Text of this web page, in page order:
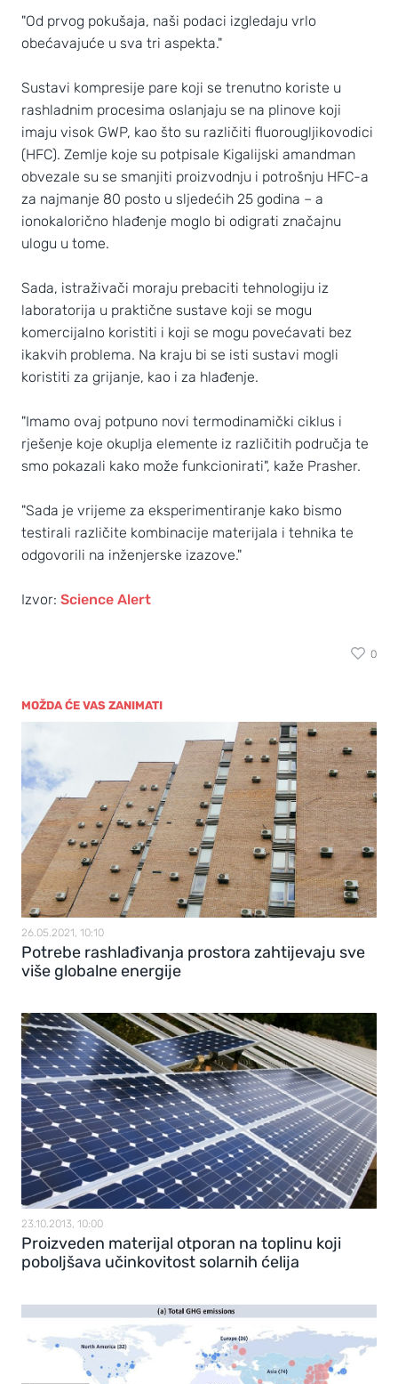
"Od prvog pokušaja, naši podaci izgledaju vrlo
obećavajuće u sva tri aspekta."
Sustavi kompresije pare koji se trenutno koriste u
rashladnim procesima oslanjaju se na plinove koji
imaju visok GWP, kao što su različiti fluorougljikovodici
(HFC). Zemlje koje su potpisale Kigalijski amandman
obvezale su se smanjiti proizvodnju i potrošnju HFC-a
za najmanje 80 posto u sljedećih 25 godina – a
ionokalorično hlađenje moglo bi odigrati značajnu
ulogu u tome.
Sada, istraživači moraju prebaciti tehnologiju iz
laboratorija u praktične sustave koji se mogu
komercijalno koristiti i koji se mogu povećavati bez
ikakvih problema. Na kraju bi se isti sustavi mogli
koristiti za grijanje, kao i za hlađenje.
"Imamo ovaj potpuno novi termodinamički ciklus i
rješenje koje okuplja elemente iz različitih područja te
smo pokazali kako može funkcionirati", kaže Prasher.
"Sada je vrijeme za eksperimentiranje kako bismo
testirali različite kombinacije materijala i tehnika te
odgovorili na inženjerske izazove."
Izvor: Science Alert
0
MOŽDA ĆE VAS ZANIMATI
26.05.2021, 10:10
Potrebe rashlađivanja prostora zahtijevaju sve
više globalne energije
23.10.2013, 10:00
Proizveden materijal otporan na toplinu koji
poboljšava učinkovitost solarnih ćelija